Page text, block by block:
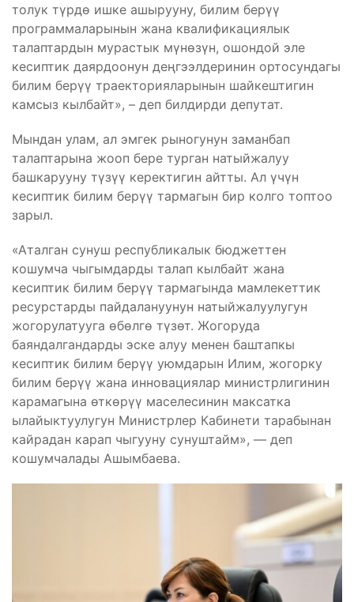
толук түрдө ишке ашырууну, билим берүү
программаларынын жана квалификациялык
талаптардын мурастык мүнөзүн, ошондой эле
кесиптик даярдоонун деңгээлдеринин ортосундагы
билим берүү траекторияларынын шайкештигин
камсыз кылбайт», – деп билдирди депутат.
Мындан улам, ал эмгек рыногунун заманбап
талаптарына жооп бере турган натыйжалуу
башкарууну түзүү керектигин айтты. Ал үчүн
кесиптик билим берүү тармагын бир колго топтоо
зарыл.
«Аталган сунуш республикалык бюджеттен
кошумча чыгымдарды талап кылбайт жана
кесиптик билим берүү тармагында мамлекеттик
ресурстарды пайдалануунун натыйжалуулугун
жогорулатууга өбөлгө түзөт. Жогоруда
баяндалгандарды эске алуу менен баштапкы
кесиптик билим берүү уюмдарын Илим, жогорку
билим берүү жана инновациялар министрлигинин
карамагына өткөрүү маселесинин максатка
ылайыктуулугун Министрлер Кабинети тарабынан
кайрадан карап чыгууну сунуштайм», — деп
кошумчалады Ашымбаева.